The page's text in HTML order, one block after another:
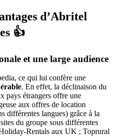
d’Abritel
👍
et une large audience
ce qui lui confère une
. En effet, la déclinaison du
pays étrangers offre une
aux offres de location
différentes langues) grâce à la
du groupe sous différentes
Rentals aux UK ; Toprural